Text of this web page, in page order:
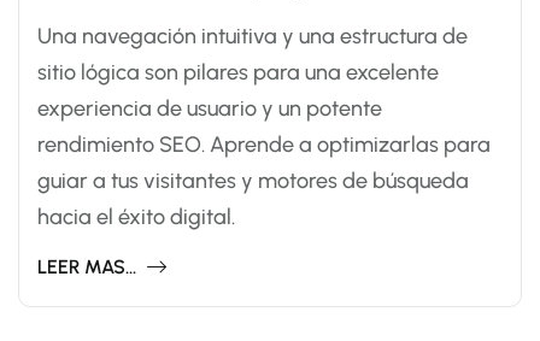
Una navegación intuitiva y una estructura de
sitio lógica son pilares para una excelente
experiencia de usuario y un potente
rendimiento SEO. Aprende a optimizarlas para
guiar a tus visitantes y motores de búsqueda
hacia el éxito digital.
LEER MAS...